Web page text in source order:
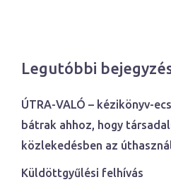
Legutóbbi
ÚTRA-VALÓ – kézikönyv-
bátrak ahhoz, hogy
közlekedésben az
Küldöttgyűlési felhívás